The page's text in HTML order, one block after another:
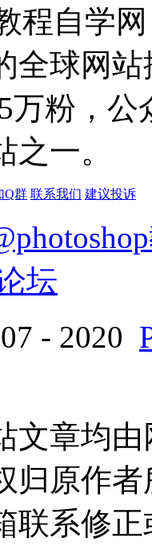
程自学
全球网
万粉，
一。
Q群 联系我们 建议投诉
坛
- 2020
文章均
归原作
联系修正